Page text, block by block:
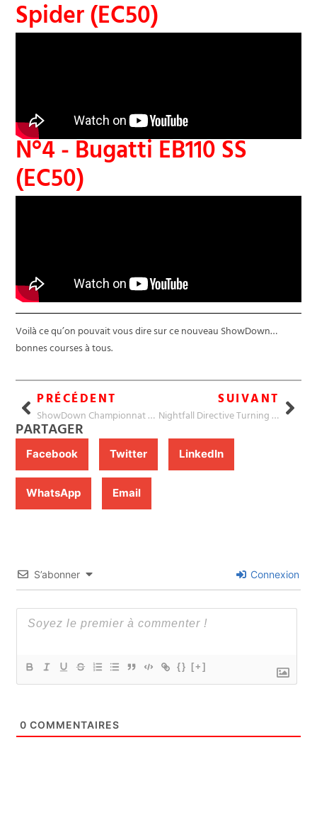
Spider (EC50)
N°4 - Bugatti EB110 SS
(EC50)
Voilà ce qu’on pouvait vous dire sur ce nouveau ShowDown…
bonnes courses à tous.
PRÉCÉDENT
ShowDown Championnat 260
SUIVANT
Nightfall Directive Turning Point
PARTAGER
Facebook Twitter LinkedIn
WhatsApp Email
S’abonner Connexion
{} [+]
0 COMMENTAIRES